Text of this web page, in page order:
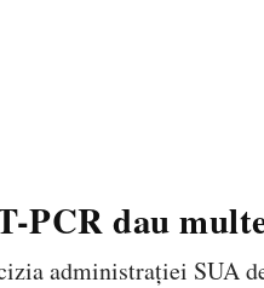
PCR dau
administrației SUA